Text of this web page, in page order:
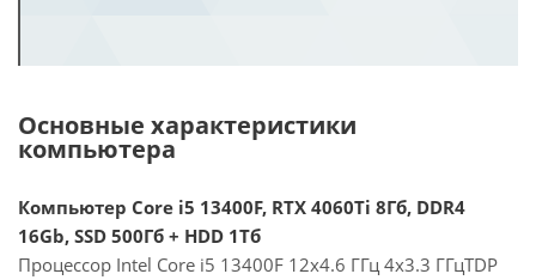
Основные характеристики
компьютера
Компьютер Core i5 13400F, RTX 4060Ti 8Гб, DDR4
16Gb, SSD 500Гб + HDD 1Тб
Процессор Intel Core i5 13400F 12x4.6 ГГц 4x3.3 ГГцTDP